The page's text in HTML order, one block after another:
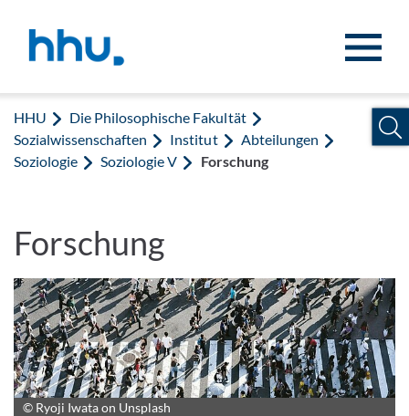
HHU
Die Philosophische Fakultät
Sozialwissenschaften
Institut
Abteilungen
Soziologie
Soziologie V Forschung
Forschung
© Ryoji Iwata on Unsplash